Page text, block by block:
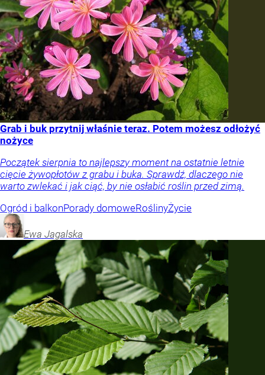
Grab i buk przytnij właśnie teraz. Potem możesz odłożyć
nożyce
Początek sierpnia to najlepszy moment na ostatnie letnie
cięcie żywopłotów z grabu i buka. Sprawdź, dlaczego nie
warto zwlekać i jak ciąć, by nie osłabić roślin przed zimą.
Ogród i balkonPorady domoweRoślinyŻycie
Ewa Jagalska